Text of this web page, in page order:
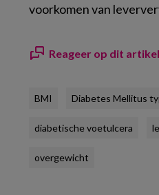
voorkomen van
Reageer op dit artikel
BMI Diabetes Mellitus
diabetische voetulcera
overgewicht